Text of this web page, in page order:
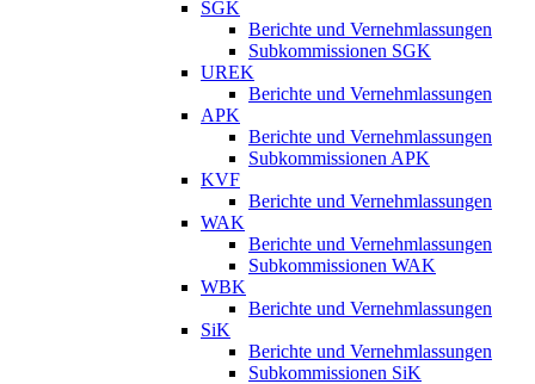
SGK
Berichte und Vernehmlassungen
Subkommissionen SGK
UREK
Berichte und Vernehmlassungen
APK
Berichte und Vernehmlassungen
Subkommissionen APK
KVF
Berichte und Vernehmlassungen
WAK
Berichte und Vernehmlassungen
Subkommissionen WAK
WBK
Berichte und Vernehmlassungen
SiK
Berichte und Vernehmlassungen
Subkommissionen SiK